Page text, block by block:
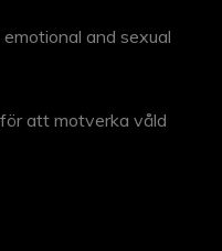
and sexual
att motverka våld